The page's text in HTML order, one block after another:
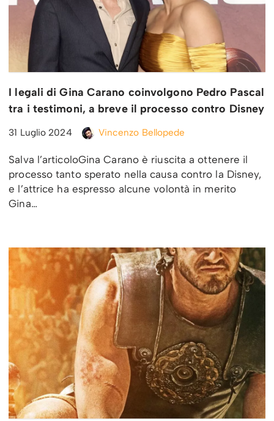
I legali di Gina Carano coinvolgono Pedro Pascal
tra i testimoni, a breve il processo contro Disney
31 Luglio 2024 Vincenzo Bellopede
Salva l’articoloGina Carano è riuscita a ottenere il
processo tanto sperato nella causa contro la Disney,
e l’attrice ha espresso alcune volontà in merito
Gina…